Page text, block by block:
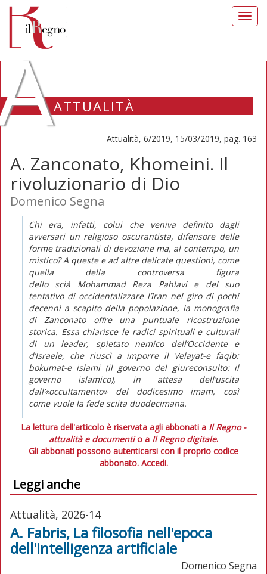
ATTUALITÀ
Attualità, 6/2019, 15/03/2019, pag. 163
A. Zanconato, Khomeini. Il
rivoluzionario di Dio
Domenico Segna
Chi era, infatti, colui che veniva definito dagli
avversari un religioso oscurantista, difensore delle
forme tradizionali di devozione ma, al contempo, un
mistico? A queste e ad altre delicate questioni, come
quella della controversa figura
dello scià Mohammad Reza Pahlavi e del suo
tentativo di occidentalizzare l’Iran nel giro di pochi
decenni a scapito della popolazione, la monografia
di Zanconato offre una puntuale ricostruzione
storica. Essa chiarisce le radici spirituali e culturali
di un leader, spietato nemico dell’Occidente e
d’Israele, che riuscì a imporre il Velayat-e faqib:
bokumat-e islami(il governo del giureconsulto: il
governo islamico), in attesa dell’uscita
dall’«occultamento» del dodicesimo imam, così
come vuole la fede sciita duodecimana.
La lettura dell'articolo è riservata agli abbonati a Il Regno -
attualità e documentio a Il Regno digitale.
Gli abbonati possono autenticarsi con il proprio codice
abbonato. Accedi.
Leggi anche
Attualità, 2026-14
A. Fabris, La filosofia nell'epoca
dell'intelligenza artificiale
Domenico Segna